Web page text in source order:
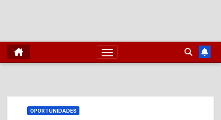
OPORTUNIDADES